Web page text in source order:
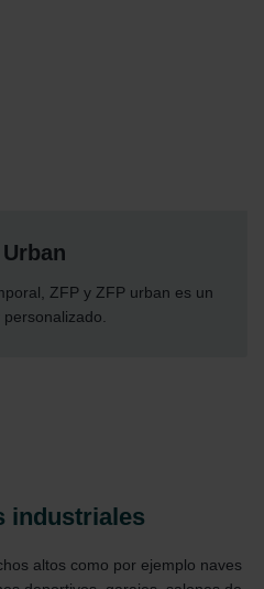
Datenschutz
Privacy Policy
ZFP y ZFP urban es un
industriales
altos como por ejemplo naves